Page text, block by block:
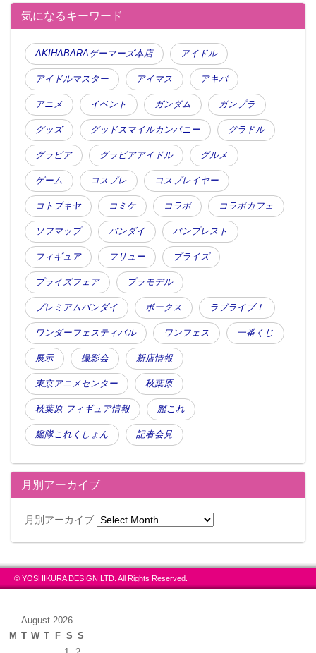
気になるキーワード
AKIHABARAゲーマーズ本店 アイドル
アイドルマスター アイマス アキバ
アニメ イベント ガンダム ガンプラ
グッズ グッドスマイルカンパニー グラドル
グラビア グラビアアイドル グルメ
ゲーム コスプレ コスプレイヤー
コトブキヤ コミケ コラボ コラボカフェ
ソフマップ バンダイ バンプレスト
フィギュア フリュー プライズ
プライズフェア プラモデル
プレミアムバンダイ ボークス ラブライブ！
ワンダーフェスティバル ワンフェス 一番くじ
展示 撮影会 新店情報
東京アニメセンター 秋葉原
秋葉原 フィギュア情報 艦これ
艦隊これくしょん 記者会見
月別アーカイブ
月別アーカイブ
© YOSHIKURA DESIGN,LTD. All Rights Reserved.
August 2026
M T W T F S S